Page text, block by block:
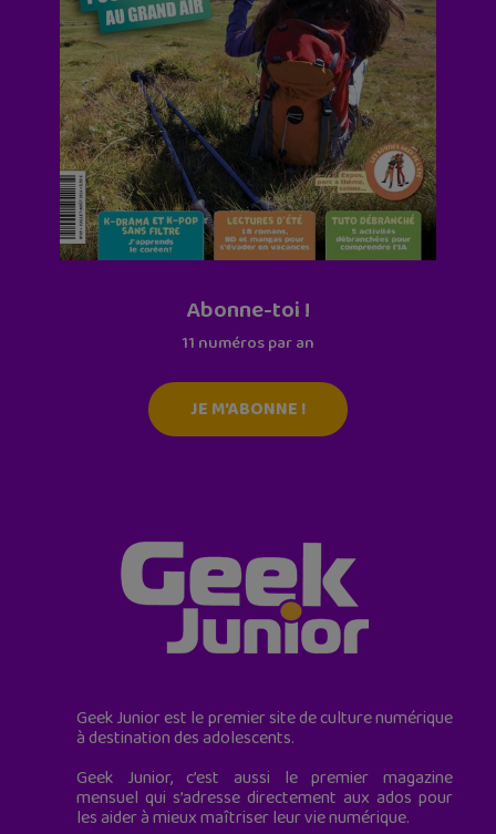
Abonne-toi !
11 numéros par an
JE M'ABONNE !
Geek Junior est le premier site de culture numérique
à destination des adolescents.
Geek Junior, c’est aussi le premier magazine
mensuel qui s’adresse directement aux ados pour
les aider à mieux maîtriser leur vie numérique.